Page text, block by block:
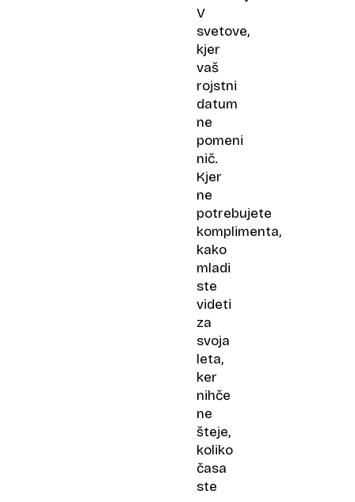
V
svetove,
kjer
vaš
rojstni
datum
ne
pomeni
nič.
Kjer
ne
potrebujete
komplimenta,
kako
mladi
ste
videti
za
svoja
leta,
ker
nihče
ne
šteje,
koliko
časa
ste